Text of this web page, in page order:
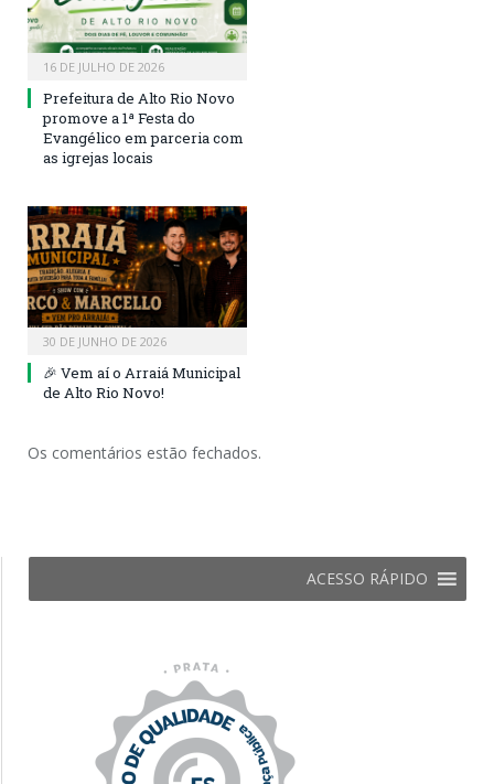
16 DE JULHO DE 2026
Prefeitura de Alto Rio Novo
promove a 1ª Festa do
Evangélico em parceria com
as igrejas locais
30 DE JUNHO DE 2026
🎉 Vem aí o Arraiá Municipal
de Alto Rio Novo!
Os comentários estão fechados.
ACESSO RÁPIDO